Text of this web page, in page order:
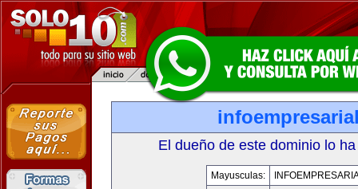
El dueño de este dominio lo
Mayusculas: